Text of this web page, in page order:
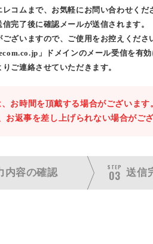
コムまで、お気軽にお問い合わせくだ
完了後に確認メールが送信されます。
ざいますので、ご使用をお控えくださ
」ドメインのメール受信を有効
ご連絡させていただきます。
お時間を頂戴する場合がございます
返事を差し上げられない場合がござ
内容の確認
STEP
03 送信